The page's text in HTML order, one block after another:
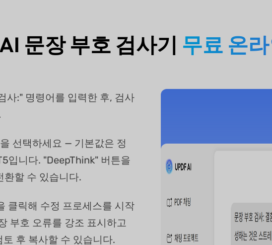
문장 부호 검사기 무료 온
사:" 명령어를 입력한 후, 검사
선택하세요 — 기본값은 정
입니다. "DeepThink" 버튼을
환할 수 있습니다.
클릭해 수정 프로세스를 시작
부호 오류를 강조 표시하고
후 복사할 수 있습니다.